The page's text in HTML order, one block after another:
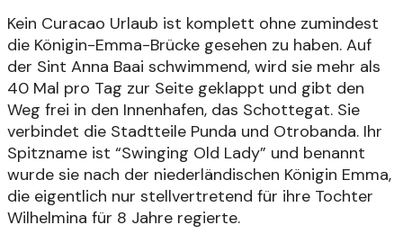
Kein Curacao Urlaub ist komplett ohne zumindest
die Königin-Emma-Brücke gesehen zu haben. Auf
der Sint Anna Baai schwimmend, wird sie mehr als
40 Mal pro Tag zur Seite geklappt und gibt den
Weg frei in den Innenhafen, das Schottegat. Sie
verbindet die Stadtteile Punda und Otrobanda. Ihr
Spitzname ist “Swinging Old Lady” und benannt
wurde sie nach der niederländischen Königin Emma,
die eigentlich nur stellvertretend für ihre Tochter
Wilhelmina für 8 Jahre regierte.